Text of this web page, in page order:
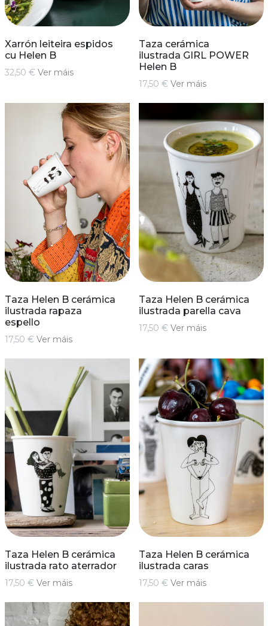
Xarrón leiteira espidos
cu Helen B
32,50 € Ver máis
Taza cerámica
ilustrada GIRL POWER
Helen B
17,50 € Ver máis
Taza Helen B cerámica
ilustrada rapaza
espello
17,50 € Ver máis
Taza Helen B cerámica
ilustrada parella cava
17,50 € Ver máis
Taza Helen B cerámica
ilustrada rato aterrador
17,50 € Ver máis
Taza Helen B cerámica
ilustrada caras
17,50 € Ver máis